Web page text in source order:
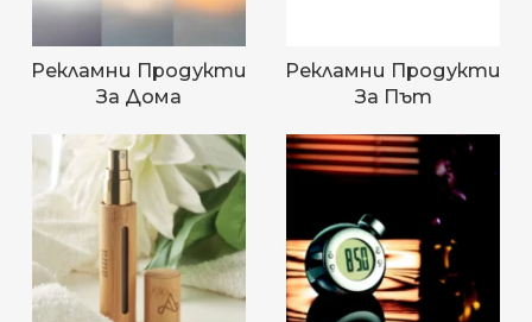
Рекламни Продукти
За Дома
Рекламни Продукти
За Път